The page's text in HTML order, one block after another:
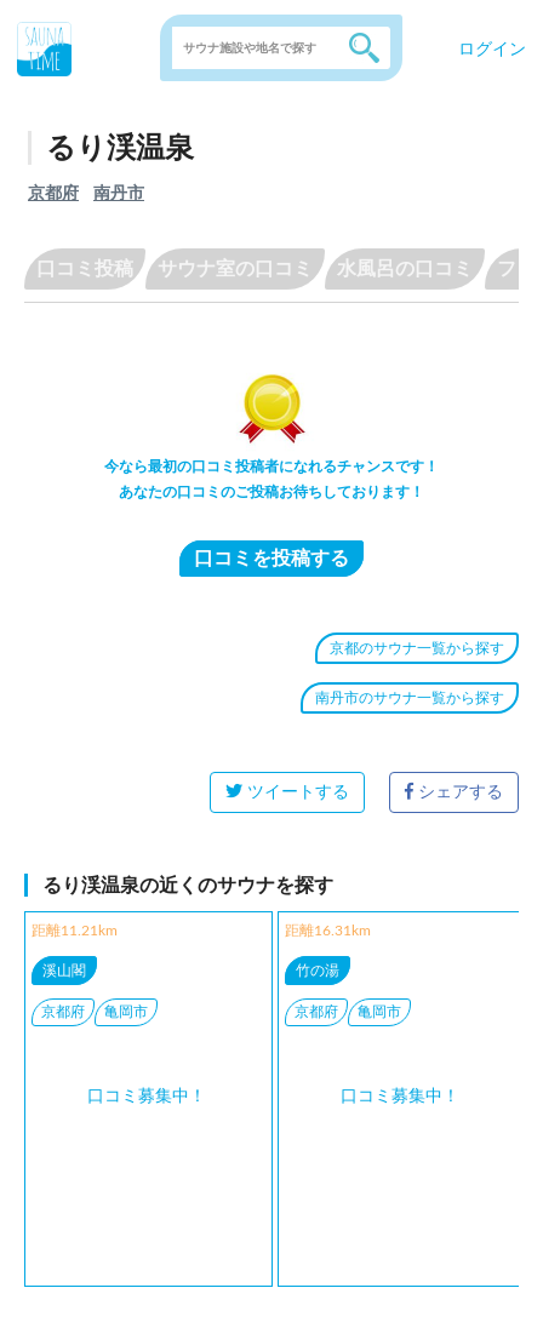
ログイン
るり渓温泉
京都府 南丹市
口コミ投稿 サウナ室の口コミ 水風呂の口コミ フリ
今なら最初の口コミ投稿者になれるチャンスです！
あなたの口コミのご投稿お待ちしております！
口コミを投稿する
京都のサウナ一覧から探す
南丹市のサウナ一覧から探す
ツイートする シェアする
るり渓温泉の近くのサウナを探す
距離11.21km
溪山閣
京都府 亀岡市
口コミ募集中！
距離16.31km
竹の湯
京都府 亀岡市
口コミ募集中！